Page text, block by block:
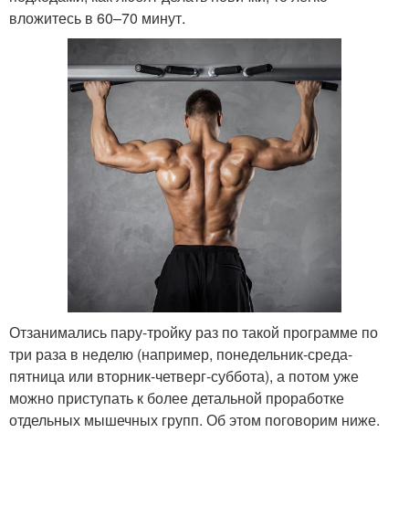
вложитесь в 60–70 минут.
Отзанимались пару-тройку раз по такой программе по
три раза в неделю (например, понедельник-среда-
пятница или вторник-четверг-суббота), а потом уже
можно приступать к более детальной проработке
отдельных мышечных групп. Об этом поговорим ниже.